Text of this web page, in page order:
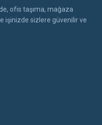
ofis taşıma, mağaza
işinizde sizlere güvenilir ve